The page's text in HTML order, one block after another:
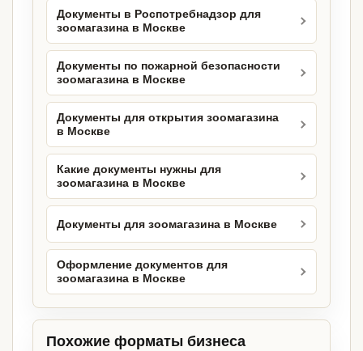
Документы в Роспотребнадзор для
зоомагазина в Москве
Документы по пожарной безопасности
зоомагазина в Москве
Документы для открытия зоомагазина
в Москве
Какие документы нужны для
зоомагазина в Москве
Документы для зоомагазина в Москве
Оформление документов для
зоомагазина в Москве
Похожие форматы бизнеса